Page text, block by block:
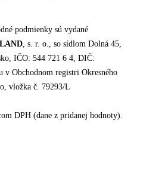
podmienky sú vydané
, s. r. o., so sídlom Dolná 45,
IČO: 544 721 6 4, DIČ:
v Obchodnom registri Okresného
vložka č. 79293/L
DPH (dane z pridanej hodnoty).